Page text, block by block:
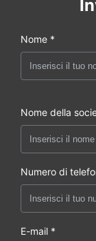
Nome *
Nome della
Numero di
E-mail *